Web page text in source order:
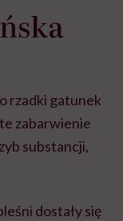
rzadki gatunek
zabarwienie
substancji,
dostały się